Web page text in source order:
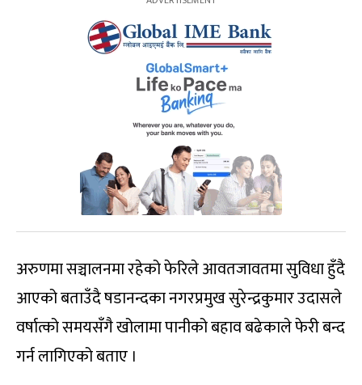
अरुणमा सञ्चालनमा रहेको फेरिले आवतजावतमा सुविधा हुँदै
आएको बताउँदै षडानन्दका नगरप्रमुख सुरेन्द्रकुमार उदासले
वर्षात्को समयसँगै खोलामा पानीको बहाव बढेकाले फेरी बन्द
गर्न लागिएको बताए ।